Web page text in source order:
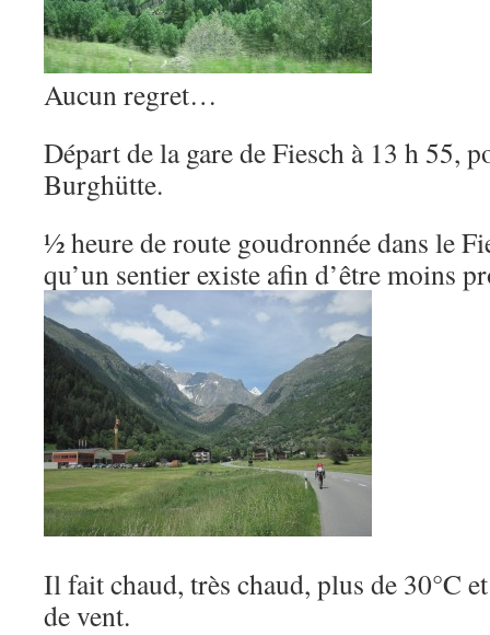
Aucun regret…
Départ de la gare de Fiesch à 13 h 55,
Burghütte.
½ heure de route goudronnée dans le
qu’un sentier existe afin d’être moins
Il fait chaud, très chaud, plus de 30°C
de vent.